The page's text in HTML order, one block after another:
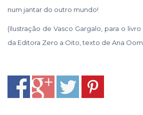
num jantar do outro mundo!
(Ilustração de Vasco Gargalo, para o livro
da Editora Zero a Oito, texto de Ana